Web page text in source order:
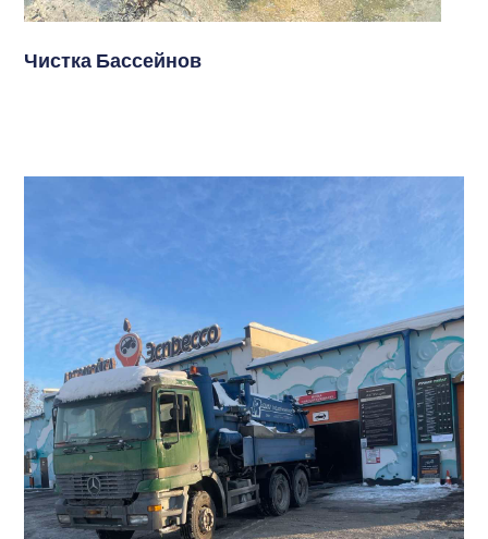
Чистка Бассейнов